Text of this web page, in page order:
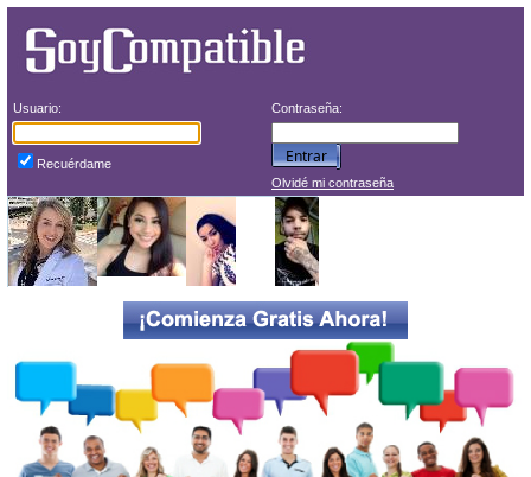
Usuario:
Recuérdame
Contraseña:
Olvidé mi contraseña